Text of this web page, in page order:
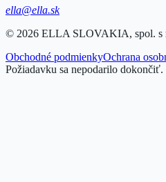
ella@ella.sk
© 2026 ELLA SLOVAKIA, spol. s
Obchodné podmienkyOchrana
Požiadavku sa nepodarilo dokončiť.